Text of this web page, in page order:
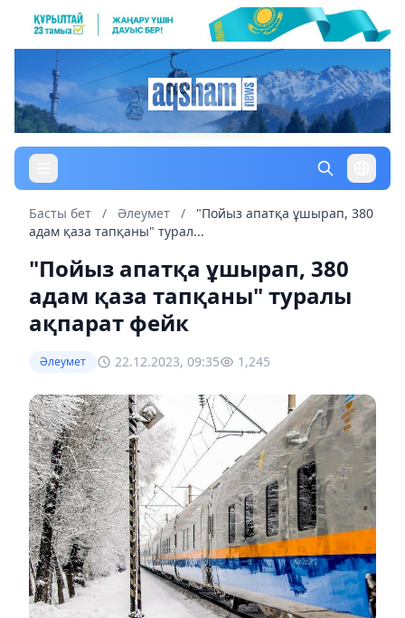
Басты бет / Әлеумет /
"Пойыз апатқа ұшырап, 380
адам қаза тапқаны" турал...
"Пойыз апатқа ұшырап, 380
адам қаза тапқаны" туралы
ақпарат фейк
Әлеумет 22.12.2023, 09:35 1,245